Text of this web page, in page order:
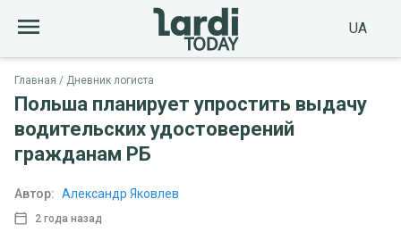
UA
Главная Дневник логиста
Польша планирует упростить выдачу
водительских удостоверений
гражданам РБ
2 года назад
Автор: Александр Яковлев